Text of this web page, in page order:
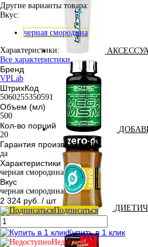
Другие варианты товара:
Вкус:
черная смородина
Характеристики:
Все характеристики
Бренд
VPLab
ШтрихКод
5060255350591
Объем (мл)
500
Кол-во порций
20
Гарантия производителя
да
Характеристики
черная смородина
Вкус
черная смородина
2 324 руб. / шт
Подписаться
Купить в 1 клик
Недоступно